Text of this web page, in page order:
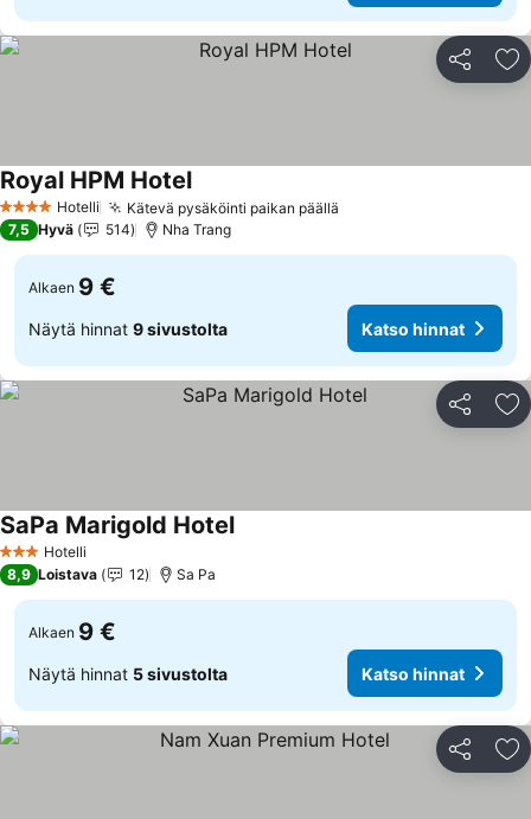
Jaa
4 Tähtiluokitus
Hotelli Kätevä pysäköinti paikan päällä
Royal HPM Hotel
7,5 Hyvä 514 Nha Trang
Alkaen 9 €
Näytä hinnat 9 sivustolta Katso hinnat
Jaa
3 Tähtiluokitus
Hotelli
SaPa Marigold Hotel
8,9 Loistava 12 Sa Pa
Alkaen 9 €
Näytä hinnat 5 sivustolta Katso hinnat
Jaa